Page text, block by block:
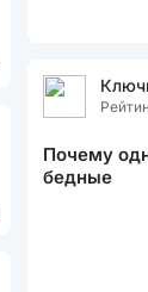
Почему
бедные